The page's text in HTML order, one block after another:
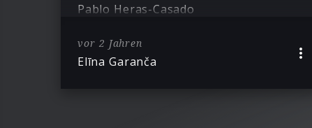
Pablo Heras-Casado
vor 2 Jahren
Elīna Garanča